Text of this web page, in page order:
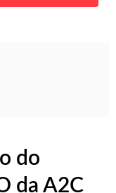
do
da A2C